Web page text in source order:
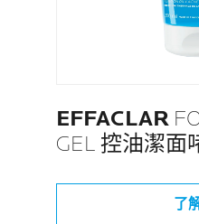
EFFACLAR
GEL 控油潔面
了